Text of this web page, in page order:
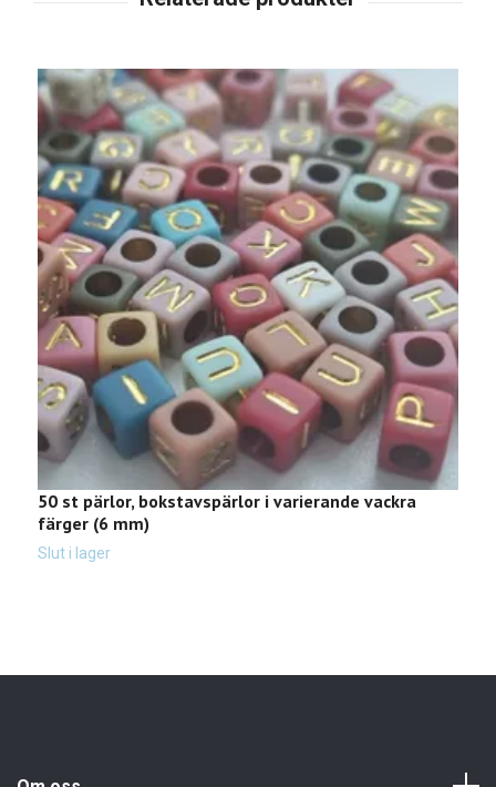
50 st pärlor, bokstavspärlor i varierande vackra
färger (6 mm)
Slut i lager